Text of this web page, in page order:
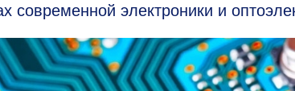
современной электроники и